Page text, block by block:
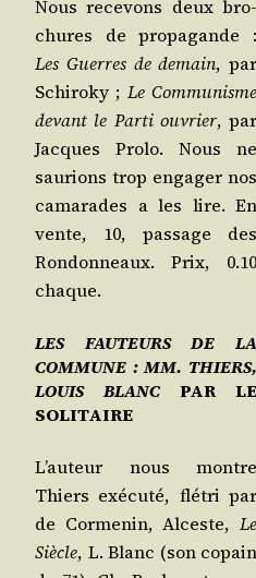
Nous rece­vons deux bro­
chures de pro­pa­gande :
Les Guerres de demain, par
Schi­ro­ky ; Le Com­mu­nisme
devant le Par­ti ouvrier, par
Jacques Pro­lo. Nous ne
sau­rions trop enga­ger nos
cama­rades a les lire. En
vente, 10, pas­sage des
Ron­don­neaux. Prix, 0.10
chaque.
LES FAUTEURS DE LA
COMMUNE : MM. THIERS,
LOUIS BLANC PAR LE
SOLITAIRE
L’au­teur nous montre
Thiers exé­cu­té, flé­tri par
de Cor­me­nin, Alceste, Le
Siècle, L. Blanc (son copain